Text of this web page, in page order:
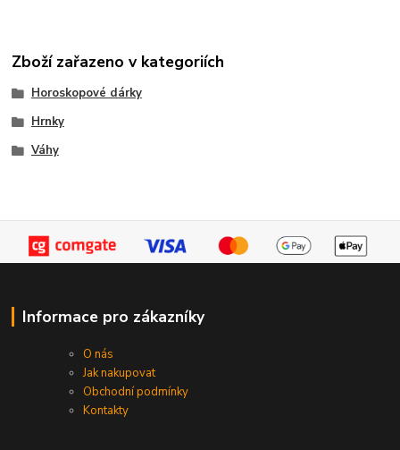
Zboží zařazeno v kategoriích
Horoskopové dárky
Hrnky
Váhy
Informace pro zákazníky
O nás
Jak nakupovat
Obchodní podmínky
Kontakty